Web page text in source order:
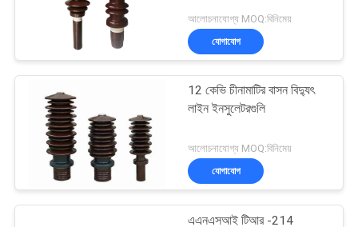
আলোচনাযোগ্য MOQ:বিনিমেয়
যোগাযোগ
12 কেভি চীনামাটির বাসন বিদ্যুৎ
লাইন ইনসুলেটরগুলি
আলোচনাযোগ্য MOQ:বিনিমেয়
যোগাযোগ
এএনএসআই টিআর -214